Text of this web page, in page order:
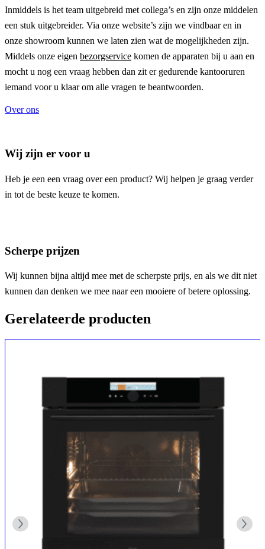
Inmiddels is het team uitgebreid met collega’s en zijn onze middelen
een stuk uitgebreider. Via onze website’s zijn we vindbaar en in
onze showroom kunnen we laten zien wat de mogelijkheden zijn.
Middels onze eigen bezorgservice komen de apparaten bij u aan en
mocht u nog een vraag hebben dan zit er gedurende kantooruren
iemand voor u klaar om alle vragen te beantwoorden.
Over ons
Wij zijn er voor u
Heb je een een vraag over een product? Wij helpen je graag verder
in tot de beste keuze te komen.
Scherpe prijzen
Wij kunnen bijna altijd mee met de scherpste prijs, en als we dit niet
kunnen dan denken we mee naar een mooiere of betere oplossing.
Gerelateerde producten